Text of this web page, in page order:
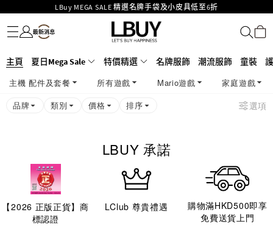
LBuy MEGA SALE 精選名牌手袋及小皮具低至6折
Goyard Hobo / Hobo Mini人氣限量特別版限時原價低至75折!
LBuy呈獻 - Hermès 及 Chanel 手袋及首飾原價低至6折，立即入手!
426號舖！
MOKO 1樓175號鋪旗艦店特設名牌Hermès、CHANEL及LV專區！
購物滿HKD500即享免運費！
LBuy獲香港知識產權署頒發2026《正版正貨承諾》商標
名牌服飾
潮流服飾
童裝
護膚美妝
香水香薰
個人護理
母嬰護理
遊戲及精品玩具
文儀用品
家居生活
電子產品
美食
醫藥保健
運動與戶外用品
主頁 夏日Mega Sale 特價精選 名牌服飾 潮流服飾 童裝
主機 配件及套餐 所有遊戲 Mario遊戲
家庭遊戲
品牌
類別 價格 排序 選項
LBUY 承諾
【2026 正版正貨】商
標認證
LClub 尊貴禮遇
購物滿HKD500即享
免費送貨上門